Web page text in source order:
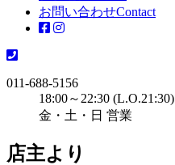
お問い合わせContact
011-688-5156
18:00～22:30 (L.O.21:30)
金・土・日 営業
店主より